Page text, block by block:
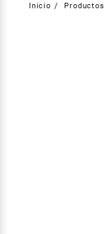
Inicio Productos